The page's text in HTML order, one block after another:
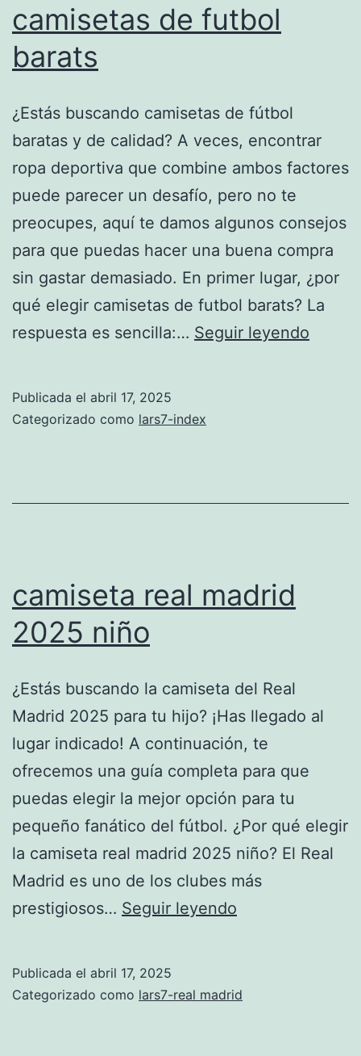
camisetas de futbol
barats
¿Estás buscando camisetas de fútbol
baratas y de calidad? A veces, encontrar
ropa deportiva que combine ambos factores
puede parecer un desafío, pero no te
preocupes, aquí te damos algunos consejos
para que puedas hacer una buena compra
sin gastar demasiado. En primer lugar, ¿por
qué elegir camisetas de futbol barats? La
respuesta es sencilla:… Seguir leyendo
Publicada el abril 17, 2025
Categorizado como lars7-index
camiseta real madrid
2025 niño
¿Estás buscando la camiseta del Real
Madrid 2025 para tu hijo? ¡Has llegado al
lugar indicado! A continuación, te
ofrecemos una guía completa para que
puedas elegir la mejor opción para tu
pequeño fanático del fútbol. ¿Por qué elegir
la camiseta real madrid 2025 niño? El Real
Madrid es uno de los clubes más
prestigiosos… Seguir leyendo
2025
Publicada el abril 17, 2025
Categorizado como lars7-real madrid